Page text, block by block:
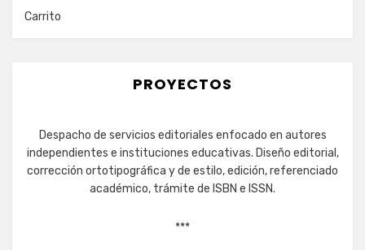
Carrito
PROYECTOS
Despacho de servicios editoriales enfocado en autores
independientes e instituciones educativas. Diseño editorial,
corrección ortotipográfica y de estilo, edición, referenciado
académico, trámite de ISBN e ISSN.
***